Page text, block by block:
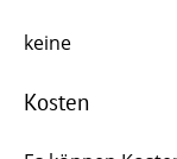
keine
Kosten